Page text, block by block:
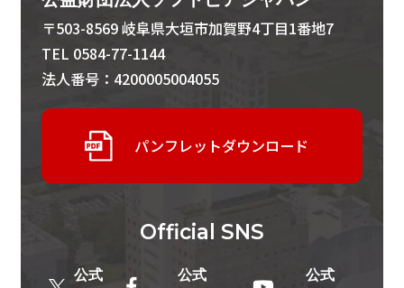
〒503-8569 岐阜県大垣市加賀野4丁目1番地7
TEL 0584-77-1144
法人番号：4200005004055
パンフレットダウンロード
Official SNS
公式
公式
公式